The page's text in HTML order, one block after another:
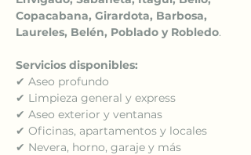
Copacabana, Girardota, Barbosa,
Laureles, Belén, Poblado y Robledo.
Servicios disponibles:
✔ Aseo profundo
✔ Limpieza general y express
✔ Aseo exterior y ventanas
✔ Oficinas, apartamentos y locales
✔ Nevera, horno, garaje y más